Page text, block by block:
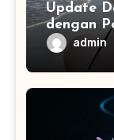
Update
dengan
admin